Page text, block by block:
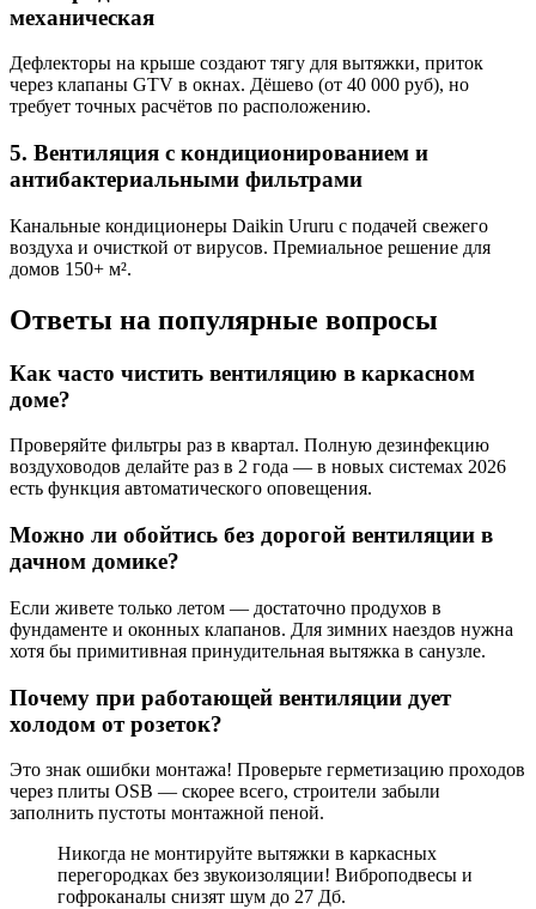
механическая
Дефлекторы на крыше создают тягу для вытяжки, приток
через клапаны GTV в окнах. Дёшево (от 40 000 руб), но
требует точных расчётов по расположению.
5. Вентиляция с кондиционированием и
антибактериальными фильтрами
Канальные кондиционеры Daikin Ururu с подачей свежего
воздуха и очисткой от вирусов. Премиальное решение для
домов 150+ м².
Ответы на популярные вопросы
Как часто чистить вентиляцию в каркасном
доме?
Проверяйте фильтры раз в квартал. Полную дезинфекцию
воздуховодов делайте раз в 2 года — в новых системах 2026
есть функция автоматического оповещения.
Можно ли обойтись без дорогой вентиляции в
дачном домике?
Если живете только летом — достаточно продухов в
фундаменте и оконных клапанов. Для зимних наездов нужна
хотя бы примитивная принудительная вытяжка в санузле.
Почему при работающей вентиляции дует
холодом от розеток?
Это знак ошибки монтажа! Проверьте герметизацию проходов
через плиты OSB — скорее всего, строители забыли
заполнить пустоты монтажной пеной.
Никогда не монтируйте вытяжки в каркасных
перегородках без звукоизоляции! Виброподвесы и
гофроканалы снизят шум до 27 Дб.